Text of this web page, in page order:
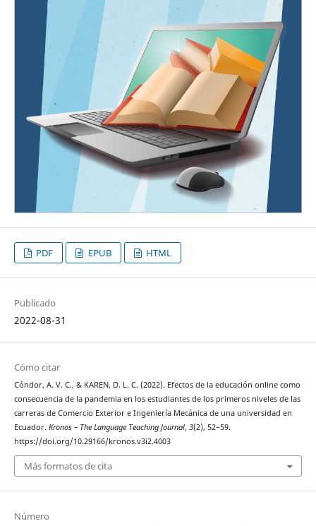
PDF EPUB HTML
Publicado
2022-08-31
Cómo citar
Cóndor, A. V. C., & KAREN, D. L. C. (2022). Efectos de la educación online como
consecuencia de la pandemia en los estudiantes de los primeros niveles de las
carreras de Comercio Exterior e Ingeniería Mecánica de una universidad en
Ecuador. Kronos – The Language Teaching Journal, 3(2), 52–59.
https://doi.org/10.29166/kronos.v3i2.4003
Más formatos de cita
Número